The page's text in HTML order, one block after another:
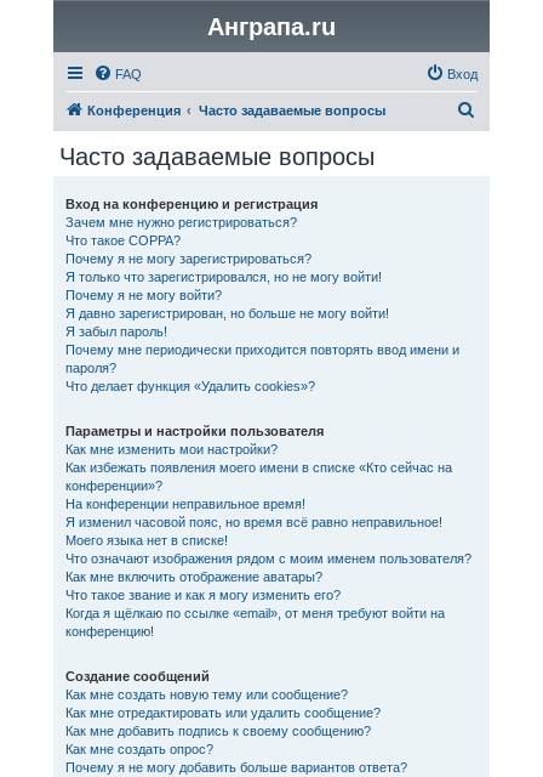
Анграпа.ru
FAQ Вход
Конференция Часто задаваемые вопросы
Часто задаваемые вопросы
Вход на конференцию и регистрация
Зачем мне нужно регистрироваться?
Что такое COPPA?
Почему я не могу зарегистрироваться?
Я только что зарегистрировался, но не могу войти!
Почему я не могу войти?
Я давно зарегистрирован, но больше не могу войти!
Я забыл пароль!
Почему мне периодически приходится повторять ввод имени и
пароля?
Что делает функция «Удалить cookies»?
Параметры и настройки пользователя
Как мне изменить мои настройки?
Как избежать появления моего имени в списке «Кто сейчас на
конференции»?
На конференции неправильное время!
Я изменил часовой пояс, но время всё равно неправильное!
Моего языка нет в списке!
Что означают изображения рядом с моим именем пользователя?
Как мне включить отображение аватары?
Что такое звание и как я могу изменить его?
Когда я щёлкаю по ссылке «email», от меня требуют войти на
конференцию!
Создание сообщений
Как мне создать новую тему или сообщение?
Как мне отредактировать или удалить сообщение?
Как мне добавить подпись к своему сообщению?
Как мне создать опрос?
Почему я не могу добавить больше вариантов ответа?